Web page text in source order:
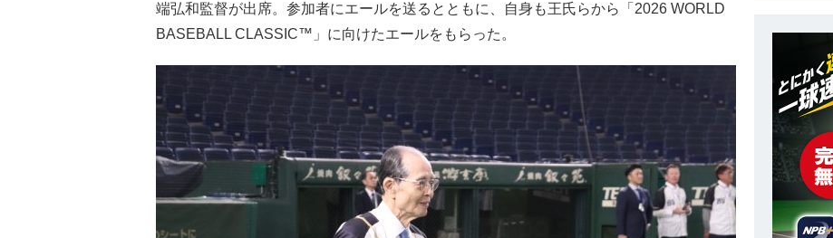
端弘和監督が出席。参加者にエールを送るとともに、自身も王氏らから「2026 WORLD
BASEBALL CLASSIC™」に向けたエールをもらった。